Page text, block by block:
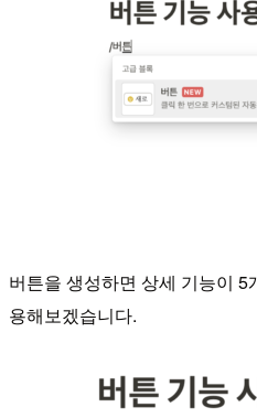
버튼을 생성하면 상세 기능이
용해보겠습니다.